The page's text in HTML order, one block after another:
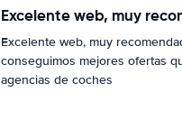
Excelente web, muy
Excelente web, muy
conseguimos mejores ofertas
agencias de coches